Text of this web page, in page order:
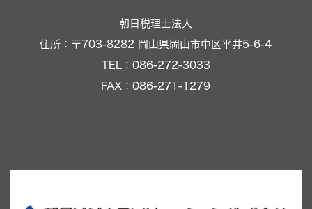
朝日税理士法人
住所：〒703-8282 岡山県岡山市中区平井5-6-4
TEL：086-272-3033
FAX：086-271-1279